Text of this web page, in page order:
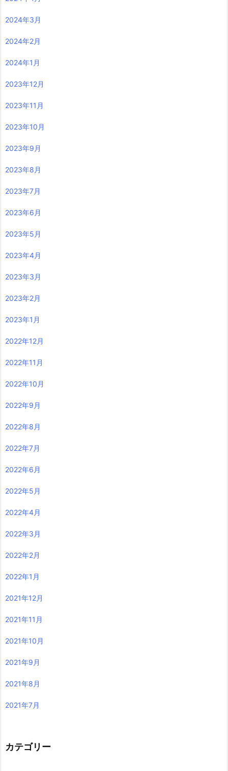
2024年3月
2024年2月
2024年1月
2023年12月
2023年11月
2023年10月
2023年9月
2023年8月
2023年7月
2023年6月
2023年5月
2023年4月
2023年3月
2023年2月
2023年1月
2022年12月
2022年11月
2022年10月
2022年9月
2022年8月
2022年7月
2022年6月
2022年5月
2022年4月
2022年3月
2022年2月
2022年1月
2021年12月
2021年11月
2021年10月
2021年9月
2021年8月
2021年7月
カテゴリー